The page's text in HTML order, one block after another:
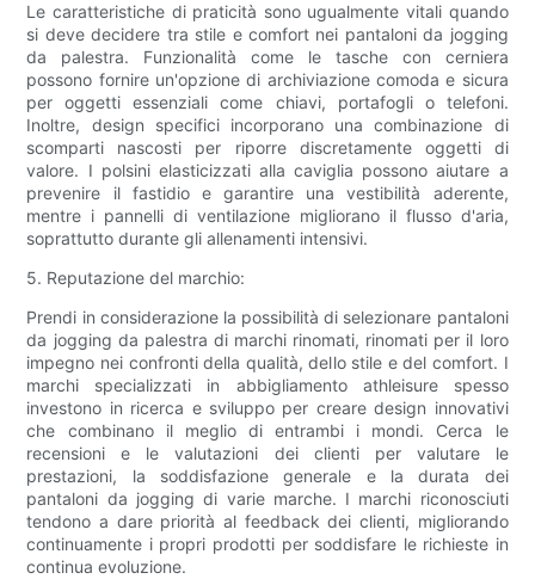
Le caratteristiche di praticità sono ugualmente vitali quando
si deve decidere tra stile e comfort nei pantaloni da jogging
da palestra. Funzionalità come le tasche con cerniera
possono fornire un'opzione di archiviazione comoda e sicura
per oggetti essenziali come chiavi, portafogli o telefoni.
Inoltre, design specifici incorporano una combinazione di
scomparti nascosti per riporre discretamente oggetti di
valore. I polsini elasticizzati alla caviglia possono aiutare a
prevenire il fastidio e garantire una vestibilità aderente,
mentre i pannelli di ventilazione migliorano il flusso d'aria,
soprattutto durante gli allenamenti intensivi.
5. Reputazione del marchio:
Prendi in considerazione la possibilità di selezionare pantaloni
da jogging da palestra di marchi rinomati, rinomati per il loro
impegno nei confronti della qualità, dello stile e del comfort. I
marchi specializzati in abbigliamento athleisure spesso
investono in ricerca e sviluppo per creare design innovativi
che combinano il meglio di entrambi i mondi. Cerca le
recensioni e le valutazioni dei clienti per valutare le
prestazioni, la soddisfazione generale e la durata dei
pantaloni da jogging di varie marche. I marchi riconosciuti
tendono a dare priorità al feedback dei clienti, migliorando
continuamente i propri prodotti per soddisfare le richieste in
continua evoluzione.